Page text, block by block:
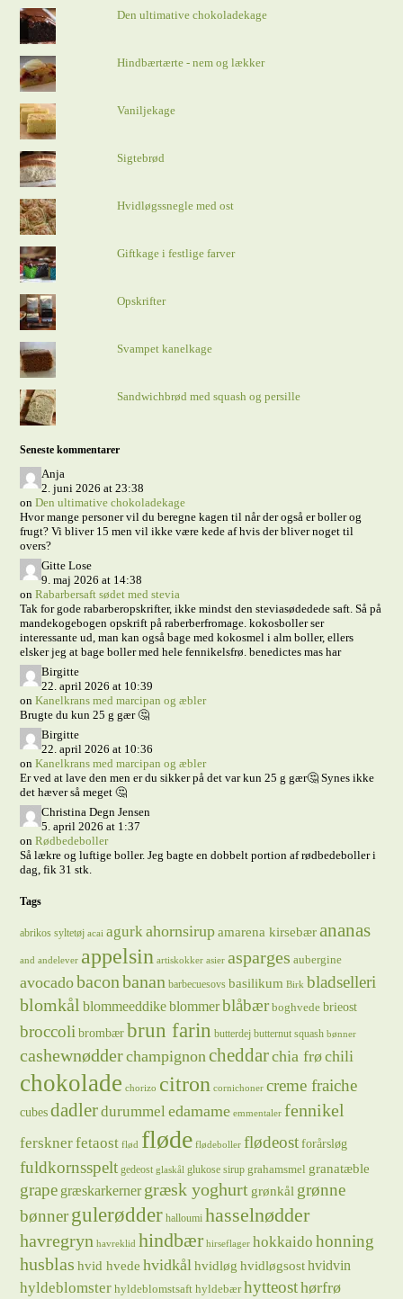
Den ultimative chokoladekage
Hindbærtærte - nem og lækker
Vaniljekage
Sigtebrød
Hvidløgssnegle med ost
Giftkage i festlige farver
Opskrifter
Svampet kanelkage
Sandwichbrød med squash og persille
Seneste kommentarer
Anja
2. juni 2026 at 23:38
onDen ultimative chokoladekage
Hvor mange personer vil du beregne kagen til når der også er boller og
frugt? Vi bliver 15 men vil ikke være kede af hvis der bliver noget til
overs?
Gitte Lose
9. maj 2026 at 14:38
onRabarbersaft sødet med stevia
Tak for gode rabarberopskrifter, ikke mindst den steviasødedede saft. Så på
mandekogebogen opskrift på raberberfromage. kokosboller ser
interessante ud, man kan også bage med kokosmel i alm boller, ellers
elsker jeg at bage boller med hele fennikelsfrø. benedictes mas har
Birgitte
22. april 2026 at 10:39
onKanelkrans med marcipan og æbler
Brugte du kun 25 g gær 🤔
Birgitte
22. april 2026 at 10:36
onKanelkrans med marcipan og æbler
Er ved at lave den men er du sikker på det var kun 25 g gær🤔 Synes ikke
det hæver så meget 🤔
Christina Degn Jensen
5. april 2026 at 1:37
onRødbedeboller
Så lækre og luftige boller. Jeg bagte en dobbelt portion af rødbedeboller i
dag, fik 31 stk.
Tags
abrikos syltetøj acai agurkahornsirupamarena kirsebærananas
and andelever appelsin artiskokker asier asparges aubergine
avocadobaconbanan barbecuesovs basilikum Birk bladselleri
blomkål blommeeddikeblommerblåbær boghvede brieost
broccoli brombær brun farin butterdej butternut squash bønner
cashewnødderchampignoncheddarchia frøchili
chokolade chorizo citron cornichoner creme fraiche
cubes dadlerdurummeledamame emmentaler fennikel
fersknerfetaost flød fløde flødeboller flødeost forårsløg
fuldkornsspelt gedeost glaskål glukose sirup grahamsmel granatæble
grape græskarkernergræsk yoghurt grønkål grønne
bønnergulerødder halloumi hasselnødder
havregryn havreklid hindbær hirseflager hokkaido honning
husblas hvid hvede hvidkålhvidløg hvidløgsost hvidvin
hyldeblomster hyldeblomstsaft hyldebær hytteosthørfrø